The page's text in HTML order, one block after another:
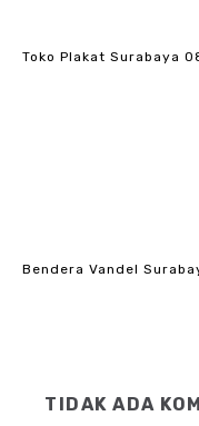
Toko Plakat Surabaya
Bendera Vandel
TIDAK ADA